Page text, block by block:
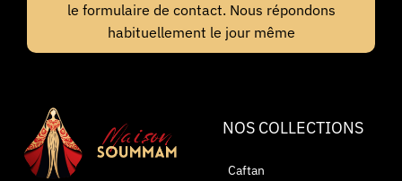
le formulaire de contact. Nous répondons
habituellement le jour même
NOS COLLECTIONS
Caftan